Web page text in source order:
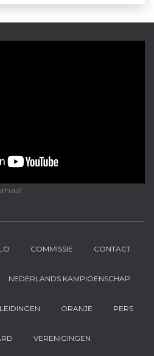
COMMISSIE CONTACT
NEDERLANDS KAMPIOENSCHAP
ORANJE PERS
VERENIGINGEN